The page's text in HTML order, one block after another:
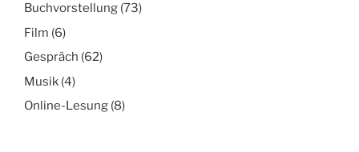
Buchvorstellung (73)
Film (6)
Gespräch (62)
Musik (4)
Online-Lesung (8)